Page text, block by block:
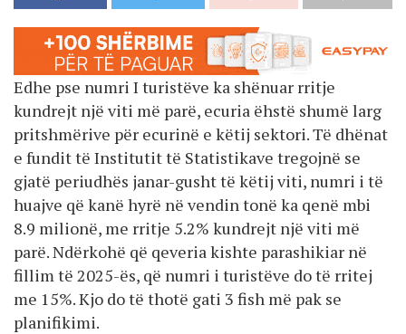
Edhe pse numri I turistëve ka shënuar rritje
kundrejt një viti më parë, ecuria ëhstë shumë larg
pritshmërive për ecurinë e këtij sektori. Të dhënat
e fundit të Institutit të Statistikave tregojnë se
gjatë periudhës janar-gusht të këtij viti, numri i të
huajve që kanë hyrë në vendin tonë ka qenë mbi
8.9 milionë, me rritje 5.2% kundrejt një viti më
parë. Ndërkohë që qeveria kishte parashikiar në
fillim të 2025-ës, që numri i turistëve do të rritej
me 15%. Kjo do të thotë gati 3 fish më pak se
planifikimi.